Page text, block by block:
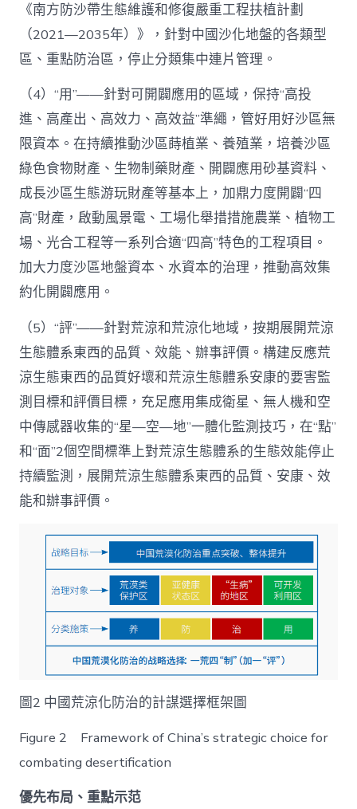
《南方防沙帶生態維護和修復嚴重工程扶植計劃
（2021—2035年）》，針對中國沙化地盤的各類型
區、重點防治區，停止分類集中連片管理。
（4）“用”——針對可開闢應用的區域，保持“高投
進、高產出、高效力、高效益”準繩，管好用好沙區無
限資本。在持續推動沙區蒔植業、養殖業，培養沙區
綠色食物財產、生物制藥財產、開闢應用砂基資料、
成長沙區生態游玩財產等基本上，加鼎力度開闢“四
高”財產，啟動風景電、工場化舉措措施農業、植物工
場、光合工程等一系列合適“四高”特色的工程項目。
加大力度沙區地盤資本、水資本的治理，推動高效集
約化開闢應用。
（5）“評”——針對荒涼和荒涼化地域，按期展開荒涼
生態體系東西的品質、效能、辦事評價。構建反應荒
涼生態東西的品質好壞和荒涼生態體系安康的要害監
測目標和評價目標，充足應用集成衛星、無人機和空
中傳感器收集的“星—空—地”一體化監測技巧，在“點”
和“面”2個空間標準上對荒涼生態體系的生態效能停止
持續監測，展開荒涼生態體系東西的品質、安康、效
能和辦事評價。
圖2 中國荒涼化防治的計謀選擇框架圖
Figure 2 Framework of China’s strategic choice for
combating desertification
優先布局、重點示范